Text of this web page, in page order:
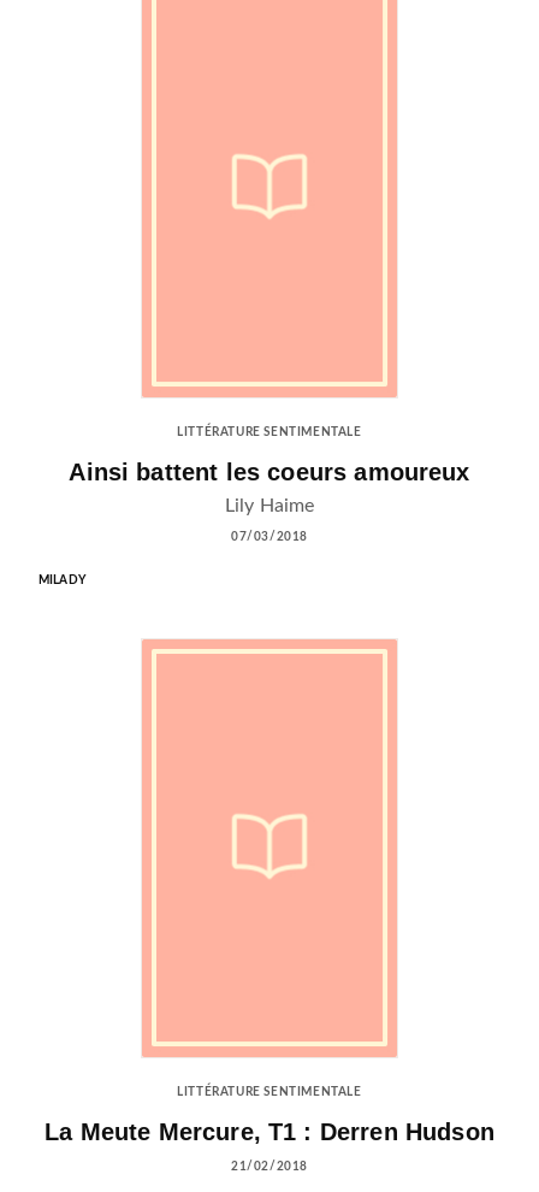
LITTÉRATURE SENTIMENTALE
Ainsi battent les coeurs amoureux
Lily Haime
07/03/2018
MILADY
LITTÉRATURE SENTIMENTALE
La Meute Mercure, T1 : Derren Hudson
21/02/2018